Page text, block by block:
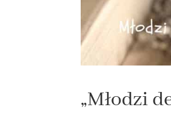
„Młodzi